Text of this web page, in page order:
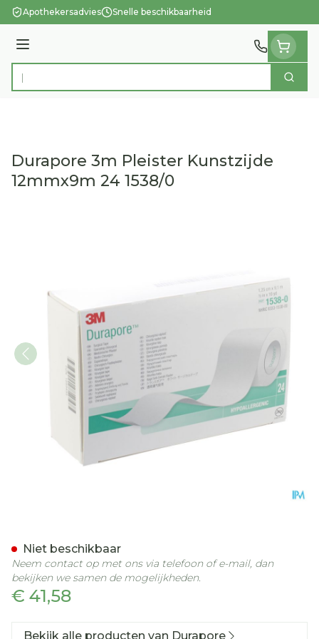
Ga naar de inhoud
Apothekersadvies Snelle beschikbaarheid
Menu
Product, merk, categorie... Zoek
Durapore 3m Pleister Kunstzijde
12mmx9m 24 1538/0
€ 41,58
Niet beschikbaar
Neem contact op met ons via telefoon of e-mail, dan
bekijken we samen de mogelijkheden.
Bekijk alle producten van Durapore